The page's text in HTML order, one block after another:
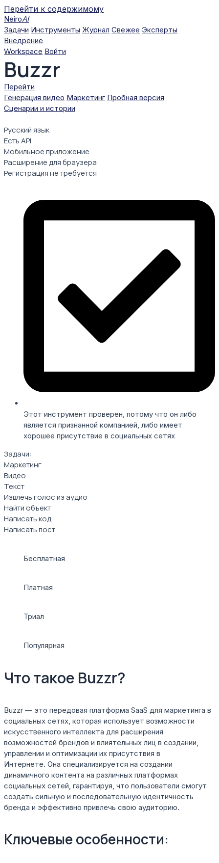
Перейти к содержимому
NeiroAI
Задачи Инструменты Журнал Свежее Эксперты
Внедрение
Workspace Войти
Buzzr
Перейти
Генерация видео Маркетинг Пробная версия
Сценарии и истории
Русский язык
Есть API
Мобильное приложение
Расширение для браузера
Регистрация не требуется
Этот инструмент проверен, потому что он либо
является признанной компанией, либо имеет
хорошее присутствие в социальных сетях
Задачи:
Маркетинг
Видео
Текст
Извлечь голос из аудио
Найти объект
Написать код
Написать пост
Бесплатная
Платная
Триал
Популярная
Что такое Buzzr?
Buzzr — это передовая платформа SaaS для маркетинга в
социальных сетях, которая использует возможности
искусственного интеллекта для расширения
возможностей брендов и влиятельных лиц в создании,
управлении и оптимизации их присутствия в
Интернете. Она специализируется на создании
динамичного контента на различных платформах
социальных сетей, гарантируя, что пользователи смогут
создать сильную и последовательную идентичность
бренда и эффективно привлечь свою аудиторию.
Ключевые особенности: